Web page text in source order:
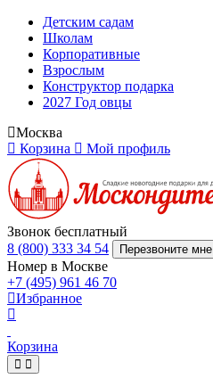
Детским садам
Школам
Корпоративные
Взрослым
Конструктор подарка
2027 Год овцы
Москва
Корзина
Мой профиль
Звонок бесплатный
8 (800) 333 34 54
Перезвоните мне
Номер в Москве
+7 (495) 961 46 70
Избранное
Корзина